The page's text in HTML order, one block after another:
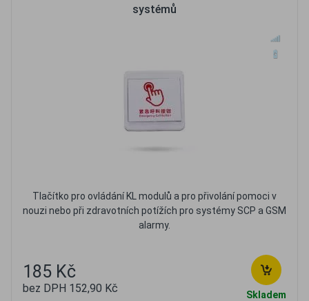
systémů
Tlačítko pro ovládání KL modulů a pro přivolání pomoci v
nouzi nebo při zdravotních potížích pro systémy SCP a GSM
alarmy.
185 Kč
bez DPH 152,90 Kč Skladem